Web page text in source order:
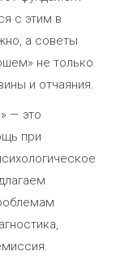
с этим в
а советы
не только
и отчаяния.
— это
при